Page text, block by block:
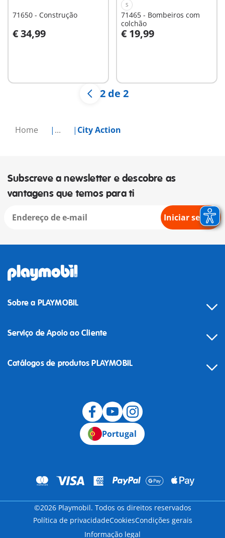
Home ... City Action
71650 - Construção
€ 34,99
Ao carrinho
S
71465 - Bombeiros com
colchão
€ 19,99
Ao carrinho
2 de 2
Subscreve a newsletter e descobre as
vantagens que temos para ti
Iniciar sessão
Sobre a PLAYMOBIL
Serviço de Apoio ao Cliente
Catálogos de produtos PLAYMOBIL
Portugal
©2026 Playmobil. Todos os direitos reservados
Política de privacidadeCookiesCondições gerais
Informação legal